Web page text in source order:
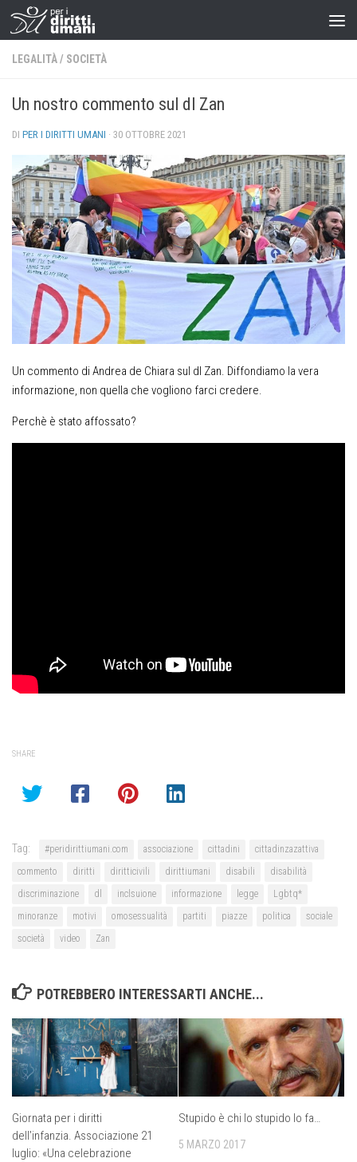
LEGALITÀ/ SOCIETÀ
Un nostro commento sul dl Zan
DI PER I DIRITTI UMANI · 30 OTTOBRE 2021
Un commento di Andrea de Chiara sul dl Zan. Diffondiamo la vera
informazione, non quella che vogliono farci credere.
Perchè è stato affossato?
SHARE
Tag: #peridirittiumani.com associazione cittadini
cittadinzazattiva
commento
diritti diritticivili dirittiumani disabili
disabilità
discriminazione
dl inclsuione informazione legge
Lgbtq*
minoranze
motivi omosessualità partiti piazze politica
sociale
società
video Zan
POTREBBERO INTERESSARTI ANCHE...
Giornata per i diritti
dell’infanzia. Associazione 21
luglio: «Una celebrazione
Stupido è chi lo stupido lo fa…
5 MARZO 2017